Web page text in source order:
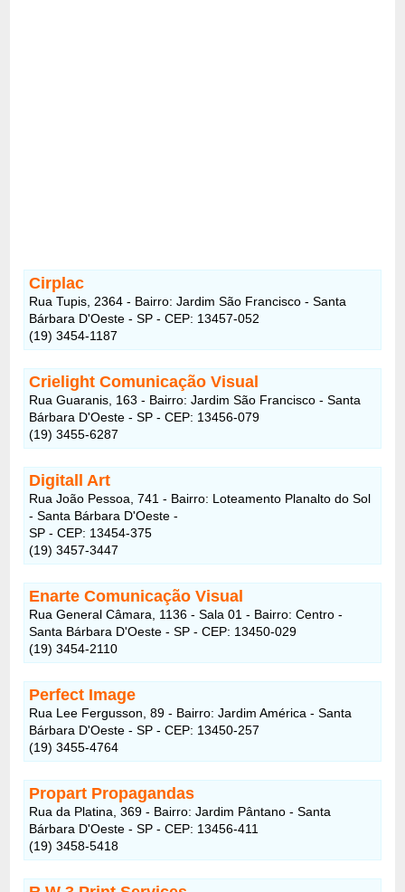
Cirplac
Rua Tupis, 2364 - Bairro: Jardim São Francisco - Santa
Bárbara D'Oeste - SP - CEP: 13457-052
(19) 3454-1187
Crielight Comunicação Visual
Rua Guaranis, 163 - Bairro: Jardim São Francisco - Santa
Bárbara D'Oeste - SP - CEP: 13456-079
(19) 3455-6287
Digitall Art
Rua João Pessoa, 741 - Bairro: Loteamento Planalto do Sol
- Santa Bárbara D'Oeste -
SP - CEP: 13454-375
(19) 3457-3447
Enarte Comunicação Visual
Rua General Câmara, 1136 - Sala 01 - Bairro: Centro -
Santa Bárbara D'Oeste - SP - CEP: 13450-029
(19) 3454-2110
Perfect Image
Rua Lee Fergusson, 89 - Bairro: Jardim América - Santa
Bárbara D'Oeste - SP - CEP: 13450-257
(19) 3455-4764
Propart Propagandas
Rua da Platina, 369 - Bairro: Jardim Pântano - Santa
Bárbara D'Oeste - SP - CEP: 13456-411
(19) 3458-5418